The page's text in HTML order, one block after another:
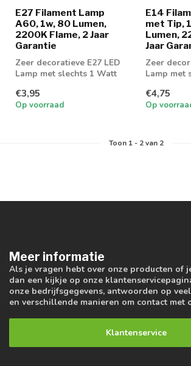
E27 Filament Lamp
A60, 1w, 80 Lumen,
2200K Flame, 2 Jaar
Garantie
Zeer decoratieve E27 LED
Lamp met slechts 1 Watt
€3,95
Op voorraad
E14
met Tip,
Lumen,
Jaar
Zeer
Lamp met
€4,75
Op
Toon 1- 2van 2
Meer informatie
Als je vragen hebt over onze producten of
dan een kijkje op onze
onze bedrijfsgegevens, antwoorden op
en verschillende manieren om contact met
Klantenservice